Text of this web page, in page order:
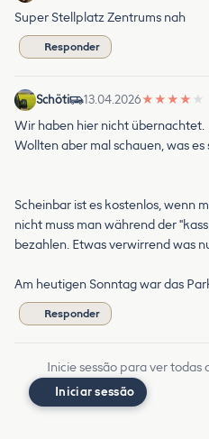
Super Stellplatz Zentrums nah
Responder
Schöti 13.04.2026★ ★ ★ ★ ★
Wir haben hier nicht übernachtet.
Wollten aber mal schauen, was es
Scheinbar ist es kostenlos, wenn
nicht muss man während der
bezahlen. Etwas verwirrend was
Am heutigen Sonntag war das
Responder
Inicie sessão para ver todas
Iniciar sessão